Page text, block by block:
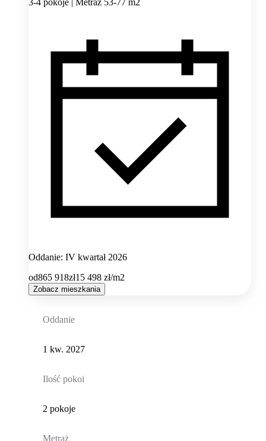
Oddanie: IV kwartał 2026
od865 918zł15 498 zł/m2
Zobacz mieszkania
Oddanie
1 kw. 2027
Ilość pokoi
2 pokoje
Metraż